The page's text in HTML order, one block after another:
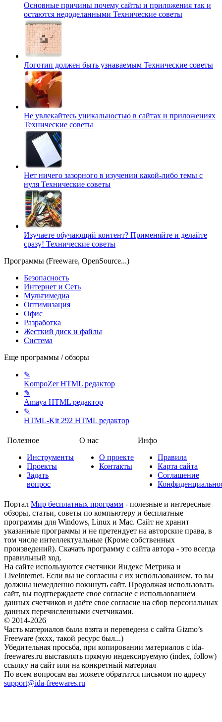
Основные причины почему сайты и приложения так и
остаются недоделанными Технические советы
Логотип должен быть узнаваемым Технические советы
Не увлекайтесь уникальностью в сайтах и приложениях
Технические советы
Нет ничего зазорного в изучении какой-либо темы с
нуля Технические советы
Изучаете обучающий контент? Применяйте и делайте
сразу! Технические советы
Программы (Freeware, OpenSource...)
Безопасность
Интернет и Сеть
Мультимедиа
Оптимизация
Офис
Разработка
Жесткий диск и файлы
Система
Еще программы / обзоры
✎
KompoZerHTML редактор
✎
Amaya HTML редактор
✎
HTML-Kit 292 HTML редактор
Полезное
Инструменты
Проекты
Задать
вопрос
О нас
О проекте
Контакты
Инфо
Правила
Карта сайта
Соглашение
Портал Мир бесплатных программ - полезные и интересные
обзоры, статьи, советы по компьютеру и бесплатные
программы для Windows, Linux и Mac. Сайт не хранит
указанные программы и не претендует на авторские права, в
том числе интеллектуальные (Кроме собственных
произведений). Скачать программу с сайта автора - это всегда
правильный ход.
На сайте используются счетчики Яндекс Метрика и
LiveInternet. Если вы не согласны с их использованием, то вы
должны немедленно покинуть сайт. Продолжая использовать
сайт, вы подтверждаете свое согласие с использованием
данных счетчиков и даёте свое согласие на сбор персональных
данных перечисленными счетчиками.
© 2014-2026
Часть материалов была взята и переведена с сайта Gizmo’s
Freeware (эххх, такой ресурс был...)
Убедительная просьба, при копировании материалов с ida-
freewares.ru выставлять прямую индексируемую (index, follow)
ссылку на сайт или на конкретный материал
По всем вопросам вы можете обратится письмом по адресу
support@ida-freewares.ru